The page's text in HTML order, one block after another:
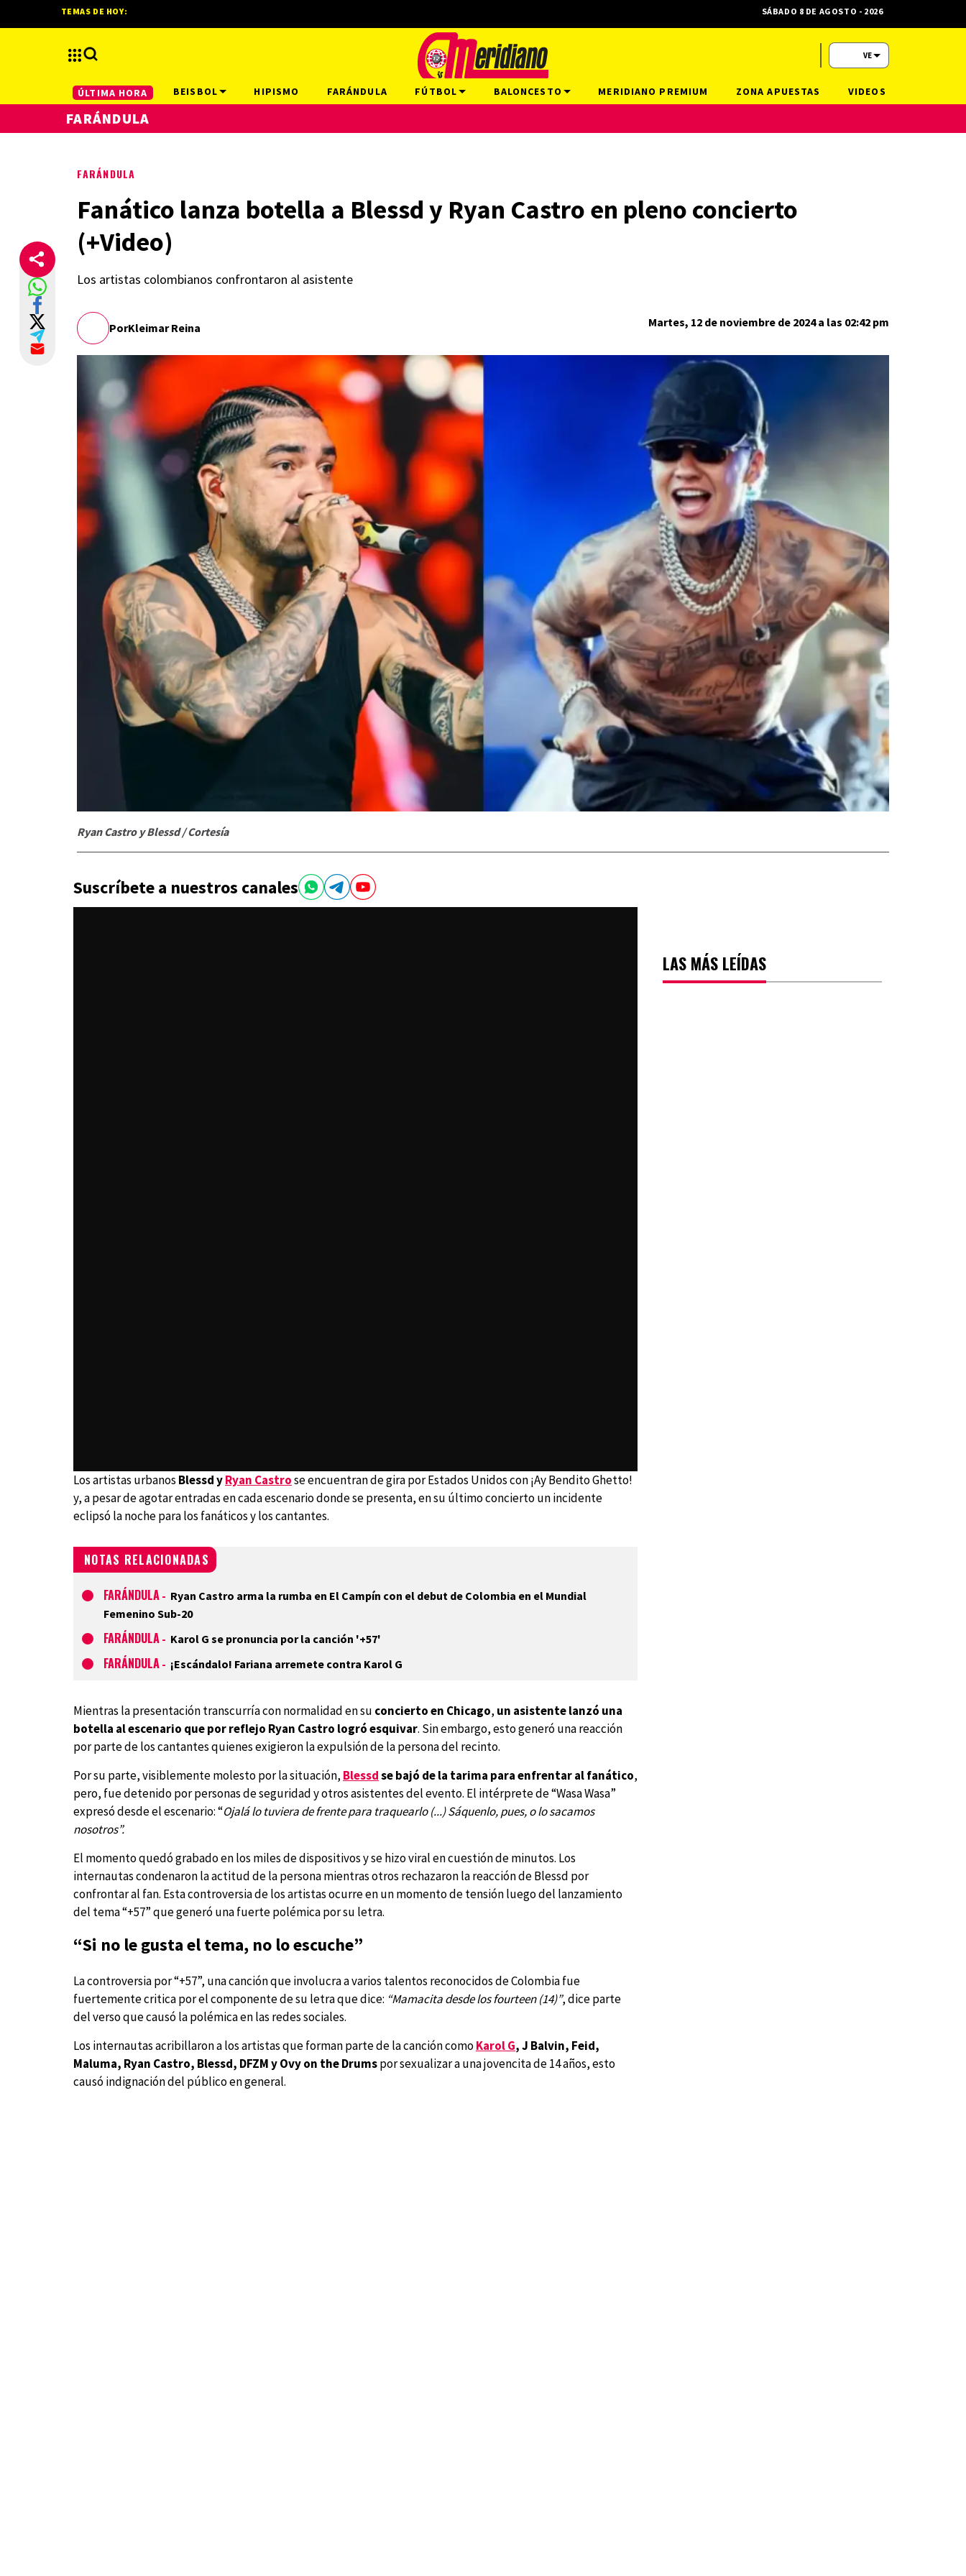
FARÁNDULA
Fanático lanza botella a Blessd y Ryan Castro en pleno concierto
(+Video)
Los artistas colombianos confrontaron al asistente
PorKleimar Reina Martes, 12 de noviembre de 2024 a las 02:42 pm
Ryan Castro y Blessd / Cortesía
Suscríbete a nuestros canales
Los artistas urbanos Blessd yRyan Castrose encuentran de gira por Estados Unidos con ¡Ay Bendito Ghetto!
y, a pesar de agotar entradas en cada escenario donde se presenta, en su último concierto un incidente
eclipsó la noche para los fanáticos y los cantantes.
NOTAS RELACIONADAS
FARÁNDULA - Ryan Castro arma la rumba en El Campín con el debut de Colombia en el Mundial
Femenino Sub-20
FARÁNDULA - Karol G se pronuncia por la canción '+57'
FARÁNDULA - ¡Escándalo! Fariana arremete contra Karol G
Mientras la presentación transcurría con normalidad en su concierto en Chicago, un asistente lanzó una
botella al escenario que por reflejo Ryan Castro logró esquivar. Sin embargo, esto generó una reacción
por parte de los cantantes quienes exigieron la expulsión de la persona del recinto.
Por su parte, visiblemente molesto por la situación, Blessdse bajó de la tarima para enfrentar al fanático,
pero, fue detenido por personas de seguridad y otros asistentes del evento. El intérprete de “Wasa Wasa”
expresó desde el escenario: “Ojalá lo tuviera de frente para traquearlo (...) Sáquenlo, pues, o lo sacamos
nosotros”.
El momento quedó grabado en los miles de dispositivos y se hizo viral en cuestión de minutos. Los
internautas condenaron la actitud de la persona mientras otros rechazaron la reacción de Blessd por
confrontar al fan. Esta controversia de los artistas ocurre en un momento de tensión luego del lanzamiento
del tema “+57” que generó una fuerte polémica por su letra.
“Si no le gusta el tema, no lo escuche”
La controversia por “+57”, una canción que involucra a varios talentos reconocidos de Colombia fue
fuertemente critica por el componente de su letra que dice: “Mamacita desde los fourteen (14)”, dice parte
del verso que causó la polémica en las redes sociales.
Los internautas acribillaron a los artistas que forman parte de la canción comoKarol G, J Balvin, Feid,
Maluma, Ryan Castro, Blessd, DFZM y Ovy on the Drumspor sexualizar a una jovencita de 14 años, esto
causó indignación del público en general.
LAS MÁS LEÍDAS
TEMAS DE HOY: SÁBADO 8 DE AGOSTO - 2026
VE
ÚLTIMA HORA BEISBOL HIPISMO FARÁNDULA
FARÁNDULA
FÚTBOL BALONCESTO MERIDIANO PREMIUM ZONA APUESTAS VIDEOS